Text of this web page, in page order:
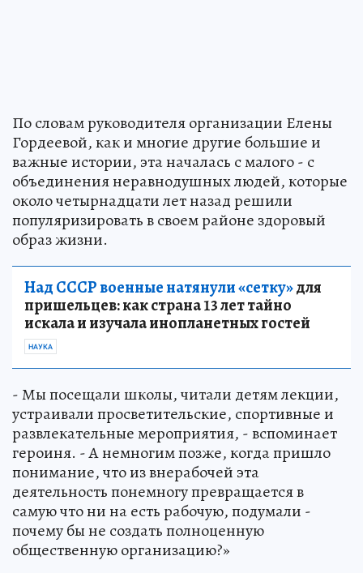
По словам руководителя организации Елены
Гордеевой, как и многие другие большие и
важные истории, эта началась с малого - с
объединения неравнодушных людей, которые
около четырнадцати лет назад решили
популяризировать в своем районе здоровый
образ жизни.
Над СССР военные натянули «сетку»для
пришельцев: как страна 13 лет тайно
искала и изучала инопланетных гостей
НАУКА
- Мы посещали школы, читали детям лекции,
устраивали просветительские, спортивные и
развлекательные мероприятия, - вспоминает
героиня. - А немногим позже, когда пришло
понимание, что из внерабочей эта
деятельность понемногу превращается в
самую что ни на есть рабочую, подумали -
почему бы не создать полноценную
общественную организацию?»